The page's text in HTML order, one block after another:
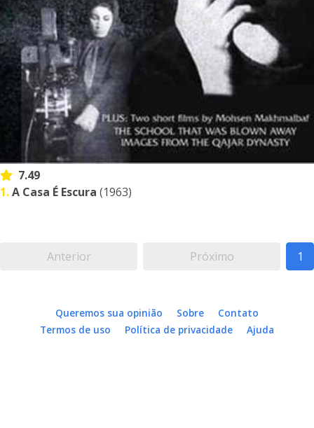
7.49
1.A Casa É Escura (1963)
Anterior Próximo 1
Queremos sua opinião Sobre
Contato
Termos de uso
Política de privacidade Ajuda